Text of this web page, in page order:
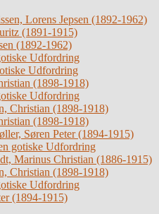
Lorens Jepsen (1892-1962)
(1891-1915)
(1892-1962)
Udfordring
Udfordring
(1898-1918)
Udfordring
Christian (1898-1918)
(1898-1918)
Søren Peter (1894-1915)
gotiske Udfordring
Marinus Christian (1886-1915)
Christian (1898-1918)
Udfordring
(1894-1915)